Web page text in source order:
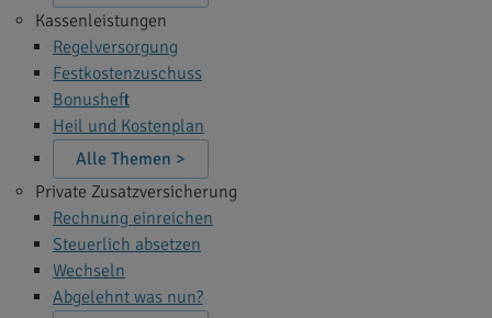
Kassenleistungen
Regelversorgung
Festkostenzuschuss
Bonusheft
Heil und Kostenplan
Alle Themen >
Private Zusatzversicherung
Rechnung einreichen
Steuerlich absetzen
Wechseln
Abgelehnt was nun?